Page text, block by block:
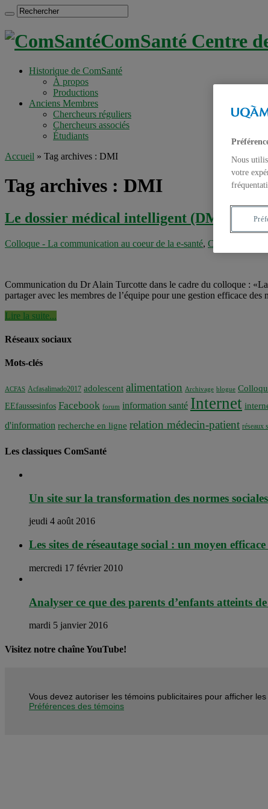
ComSanté Centre
Historique de ComSanté
À propos
Productions
Anciens Membres
Chercheurs réguliers
Chercheurs associés
Étudiants
Accueil » Tag archives : DMI
Tag archives : DMI
Le dossier médical intelligent (DMI)
Colloque - La communication au coeur de la e-santé, Colloques
Communication du Dr Alain Turcotte dans le cadre du colloque :
partager avec les membres de l’équipe pour une gestion efficace
Lire la suite...
Réseaux sociaux
Mots-clés
ACFAS Acfasalimado2017 adolescent alimentation Archivage blogue
EEfaussesinfos Facebook forum information santé Internet
d'information recherche en ligne relation médecin-patient réseaux
Les classiques ComSanté
Un site sur la transformation des normes
jeudi 4 août 2016
Les sites de réseautage social : un moyen
mercredi 17 février 2010
Analyser ce que des parents d’enfants atteints
mardi 5 janvier 2016
Visitez notre chaîne YouTube!
Vous devez autoriser les témoins publicitaires pour afficher
Préférences des témoins
Nous
votre